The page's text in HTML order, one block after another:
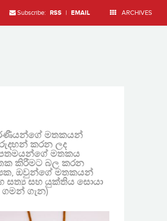
Subscribe: RSS | EMAIL ARCHIVES
මතකයන්
කරන ලද
මතකය
කිරීමට බල කරන
ඔවුන්ගේ මතකයන්
සත්‍ය සහ යුක්තිය සොයා
ගැන)